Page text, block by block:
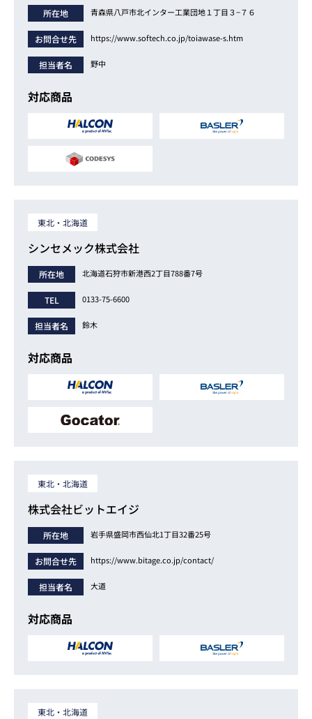
所在地 青森県八戸市北インター工業団地１丁目３−７６
お問合せ先 https://www.softech.co.jp/toiawase-s.htm
担当者名 野中
対応商品
東北・北海道
シンセメック株式会社
所在地 北海道石狩市新港西2丁目788番7号
TEL 0133-75-6600
担当者名 鈴木
対応商品
東北・北海道
株式会社ビットエイジ
所在地 岩手県盛岡市西仙北1丁目32番25号
お問合せ先 https://www.bitage.co.jp/contact/
担当者名 大道
対応商品
東北・北海道